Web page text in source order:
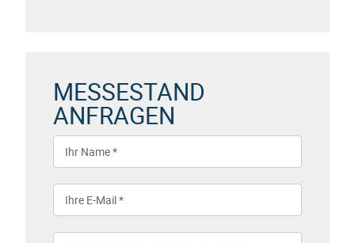
MESSESTAND
ANFRAGEN